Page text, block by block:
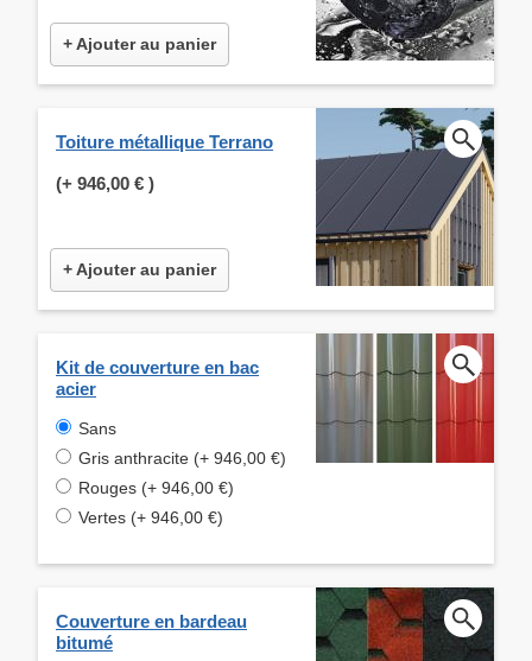
+ Ajouter au panier
Toiture métallique Terrano
(+ 946,00 € )
+ Ajouter au panier
Kit de couverture en bac
acier
Sans
Gris anthracite (+ 946,00 €)
Rouges (+ 946,00 €)
Vertes (+ 946,00 €)
Couverture en bardeau
bitumé